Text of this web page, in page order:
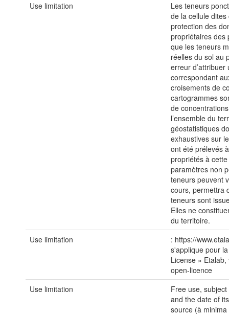
Use limitation
Les teneurs
de la cellule
protection des
propriétaires des
que les teneurs
réelles du sol au
erreur
correspondant
croisements de
cartogrammes
de
l’ensemble du
géostatistiques
exhaustives sur
ont été prélevés
propriétés à
paramètres non
teneurs peuvent
cours, permettra
teneurs sont
Elles ne
du territoire.
Use limitation
: https://
s'applique pour
License »
open-licence
Use limitation
Free use,
and the date of
source (à